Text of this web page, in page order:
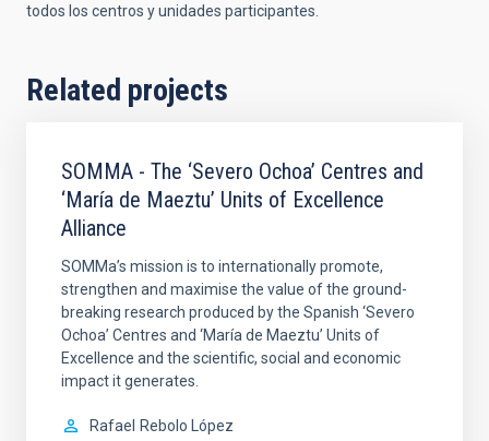
todos los centros y unidades participantes.
Related projects
SOMMA - The ‘Severo Ochoa’ Centres and
‘María de Maeztu’ Units of Excellence
Alliance
SOMMa’s mission is to internationally promote,
strengthen and maximise the value of the ground-
breaking research produced by the Spanish ‘Severo
Ochoa’ Centres and ‘María de Maeztu’ Units of
Excellence and the scientific, social and economic
impact it generates.
Rafael Rebolo López